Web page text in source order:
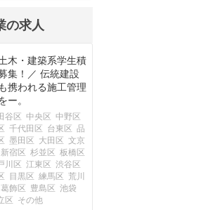
の求人
木・建築系学生積
集！／ 伝統建設
携われる施工管理
ー。
谷区 中央区 中野区
千代田区 台東区 品
墨田区 大田区 文京
新宿区 杉並区 板橋区
川区 江東区 渋谷区
目黒区 練馬区 荒川
葛飾区 豊島区 池袋
区 その他